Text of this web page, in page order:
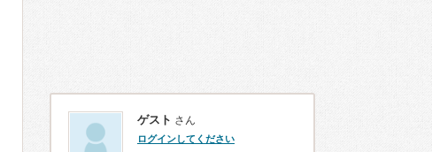
ゲスト さん
ログインしてください